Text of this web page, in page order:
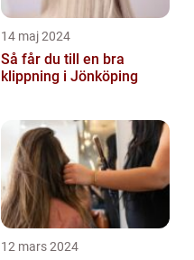
14 maj 2024
Så får du till en bra
klippning i Jönköping
12 mars 2024